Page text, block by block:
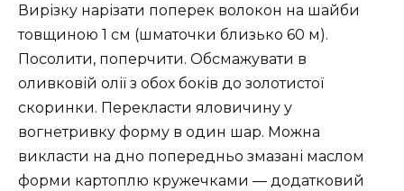
Вирізку нарізати поперек волокон на шайби
товщиною 1 см (шматочки близько 60 м).
Посолити, поперчити. Обсмажувати в
оливковій олії з обох боків до золотистої
скоринки. Перекласти яловичину у
вогнетривку форму в один шар. Можна
викласти на дно попередньо змазані маслом
форми картоплю кружечками — додатковий